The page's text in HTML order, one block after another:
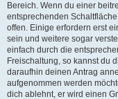
Bereich. Wenn du einer
entsprechenden
offen. Einige erfordern erst
sein und weitere sogar
einfach durch die
Freischaltung, so kannst du
daraufhin deinen Antrag
aufgenommen werden
dich ablehnt, er wird einen